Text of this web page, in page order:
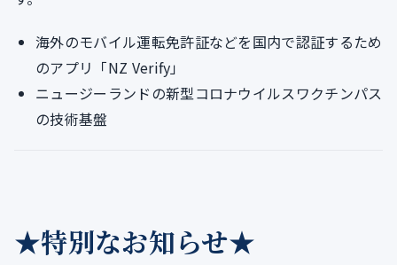
海外のモバイル運転免許証などを国内で認証するため
のアプリ「NZ Verify」
ニュージーランドの新型コロナウイルスワクチンパス
の技術基盤
★特別なお知らせ★